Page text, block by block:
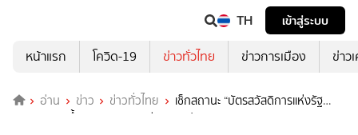
TH
เข้าสู่ระบบ
หน้าแรก
โควิด-19 ข่าวทั่วไทย ข่าวการเมือง ข่าว
อ่าน ข่าว ข่าวทั่วไทย
เช็กสถานะ “บัตรสวัสดิการแห่งรัฐ
2569” ระบบขึ้นแสดงผลลงทะเบียน 3 รูปแบบ